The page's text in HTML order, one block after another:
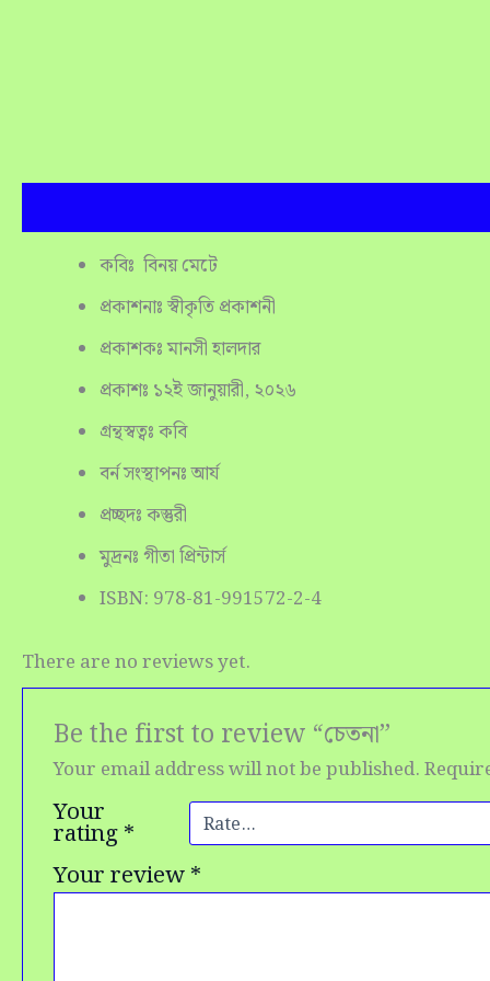
কবিঃ বিনয় মেটে
প্রকাশনাঃ স্বীকৃতি প্রকাশনী
প্রকাশকঃ মানসী হালদার
প্রকাশঃ ১২ই জানুয়ারী, ২০২৬
গ্রন্থস্বত্বঃ কবি
বর্ন সংস্থাপনঃ আর্য
প্রচ্ছদঃ কস্তুরী
মুদ্রনঃ গীতা প্রিন্টার্স
ISBN: 978-81-991572-2-4
There are no reviews yet.
Be the first to review “চেতনা”
Your email address will not be published.
Your
rating*
Your review*